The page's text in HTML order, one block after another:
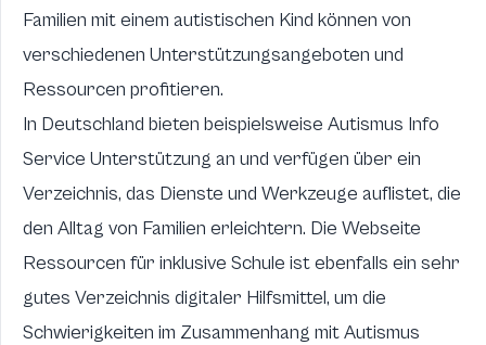
Familien mit einem autistischen Kind können von
verschiedenen Unterstützungsangeboten und
Ressourcen profitieren.
In Deutschland bieten beispielsweise Autismus Info
Service Unterstützung an und verfügen über ein
Verzeichnis, das Dienste und Werkzeuge auflistet, die
den Alltag von Familien erleichtern. Die Webseite
Ressourcen für inklusive Schule ist ebenfalls ein sehr
gutes Verzeichnis digitaler Hilfsmittel, um die
Schwierigkeiten im Zusammenhang mit Autismus